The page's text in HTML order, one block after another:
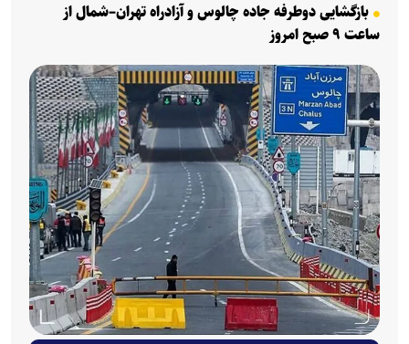
بازگشایی دوطرفه جاده چالوس و آزادراه تهران–شمال از
ساعت ۹ صبح امروز